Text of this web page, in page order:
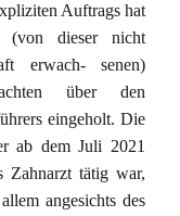
Auftrags hat
(von dieser nicht
erwach- senen)
über den
eingeholt. Die
ab dem Juli 2021
tätig war,
angesichts des